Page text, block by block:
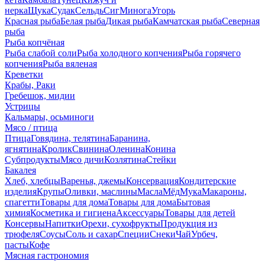
неркаЩукаСудакСельдьСигМиногаУгорь
Красная рыбаБелая рыбаДикая рыбаКамчатская рыбаСеверная
рыба
Рыба копчёная
Рыба слабой солиРыба холодного копченияРыба горячего
копченияРыба вяленая
Креветки
Крабы, Раки
Гребешок, мидии
Устрицы
Кальмары, осьминоги
Мясо / птица
ПтицаГовядина, телятинаБаранина,
ягнятинаКроликСвининаОленинаКонина
СубпродуктыМясо дичиКозлятинаСтейки
Бакалея
Хлеб, хлебцыВаренья, джемыКонсервацияКондитерские
изделияКрупыОливки, маслиныМаслаМёдМукаМакароны,
спагеттиТовары для домаТовары для домаБытовая
химияКосметика и гигиенаАксессуарыТовары для детей
КонсервыНапиткиОрехи, сухофруктыПродукция из
трюфеляСоусыСоль и сахарСпецииСнекиЧайУрбеч,
пастыКофе
Мясная гастрономия